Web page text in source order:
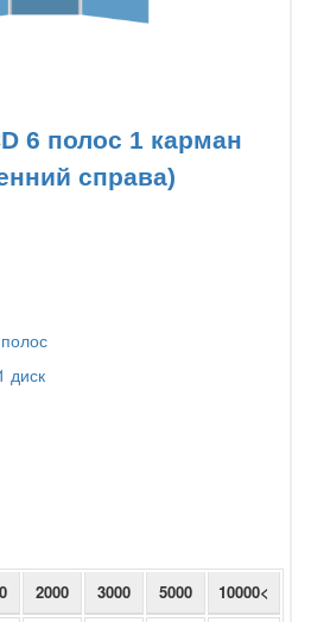
6 полос 1 карман
справа)
диск
2000 3000 5000 10000<